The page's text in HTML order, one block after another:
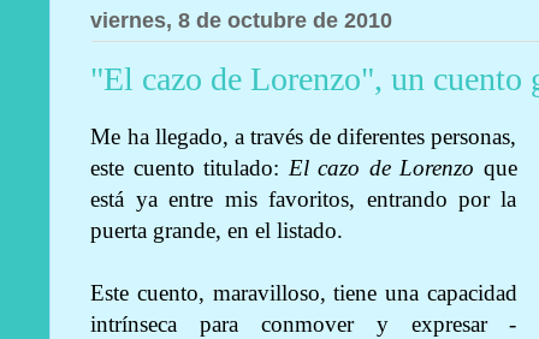
viernes, 8 de octubre de 2010
"El cazo de Lorenzo", un cuento
Me ha llegado, a través de diferentes personas,
este cuento titulado: El cazo de Lorenzo que
está ya entre mis favoritos, entrando por la
puerta grande, en el listado.
Este cuento, maravilloso, tiene una capacidad
intrínseca para conmover y expresar -